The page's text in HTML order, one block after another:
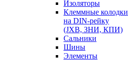
Изоляторы
Клеммные колодки
на DIN-рейку
(JXB, ЗНИ, КПИ)
Сальники
Шины
Элементы